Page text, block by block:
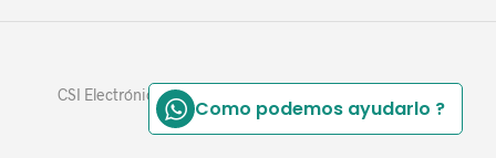
CSI Electrónica - Powered by Aquiles Vidal - 3413770391
Como podemos ayudarlo ?